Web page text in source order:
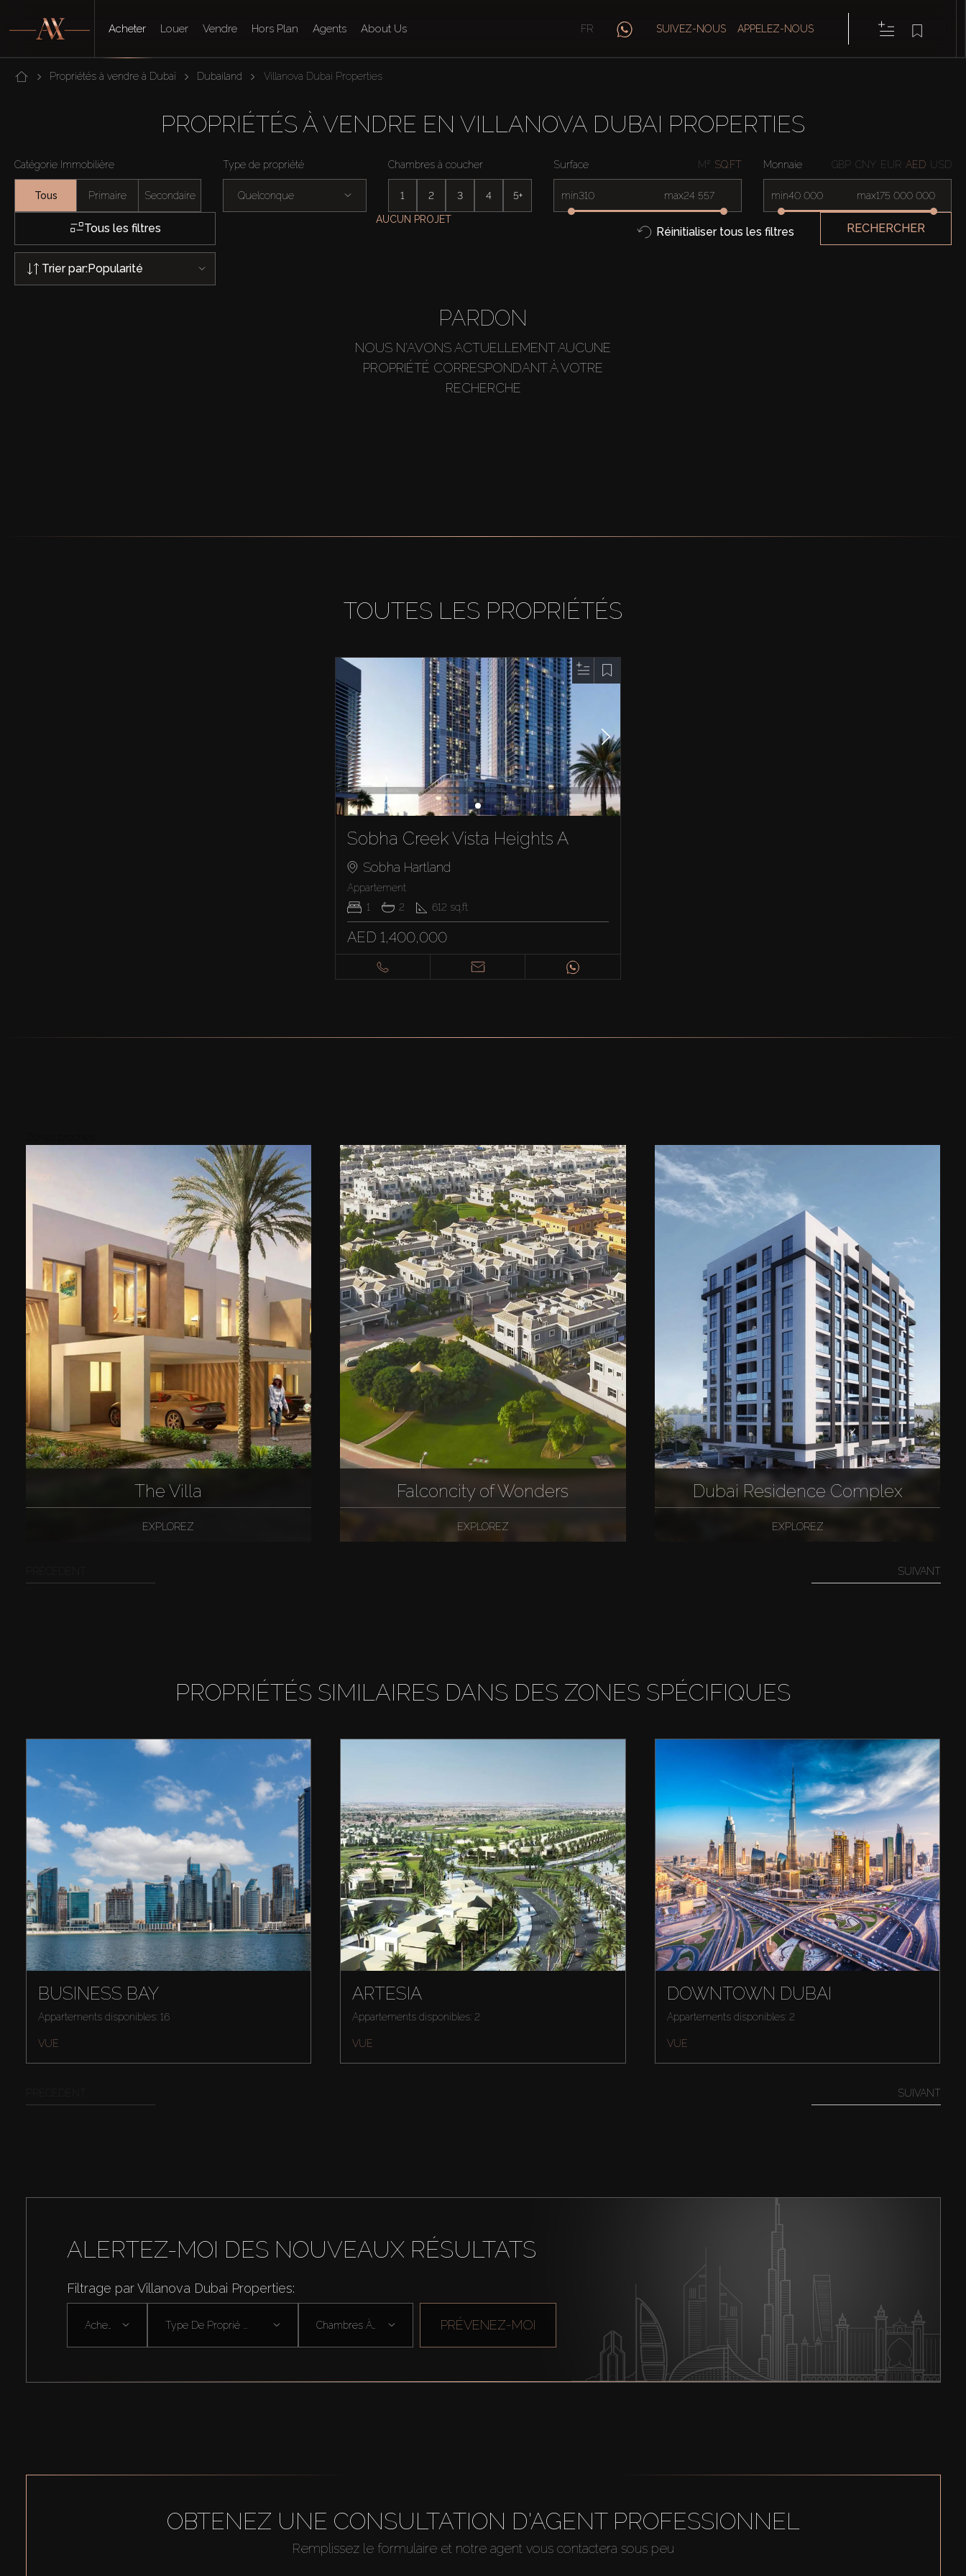
Acheter Louer Vendre Hors Plan Agents About Us FR SUIVEZ-NOUS APPELEZ-NOUS
Propriétés à vendre à Dubaï Dubailand Villanova Dubai Properties
PROPRIÉTÉS À VENDRE EN VILLANOVA DUBAI PROPERTIES
Catégorie Immobilière
Tous Primaire Secondaire
Type de propriété
Quelconque
Chambres à coucher
1 2 3 4 5+
Surface M² SQ.FT
min max
Monnaie GBP CNY EUR AED USD
min max
Tous les filtres
AUCUN PROJET
Réinitialiser tous les filtres RECHERCHER
Trier par:Popularité
PARDON
NOUS N'AVONS ACTUELLEMENT AUCUNE
PROPRIÉTÉ CORRESPONDANT À VOTRE
RECHERCHE
TOUTES LES PROPRIÉTÉS
Sobha Creek Vista Heights A
Sobha Hartland
Appartement
1
2 612 sq.ft
AED 1,400,000
The Villa
EXPLOREZ
Falconcity of Wonders
EXPLOREZ
Dubai Residence Complex
EXPLOREZ
SUIVANT
PROPRIÉTÉS SIMILAIRES DANS DES ZONES SPÉCIFIQUES
BUSINESS BAY
Appartements disponibles: 16
VUE
ARTESIA
Appartements disponibles: 2
VUE
DOWNTOWN DUBAI
Appartements disponibles: 2
VUE
SUIVANT
ALERTEZ-MOI DES NOUVEAUX RÉSULTATS
Filtrage par Villanova Dubai Properties:
Acheter Type De Proprié ... Chambres À Cou ... PRÉVENEZ-MOI
OBTENEZ UNE CONSULTATION D'AGENT PROFESSIONNEL
Remplissez le formulaire et notre agent vous contactera sous peu